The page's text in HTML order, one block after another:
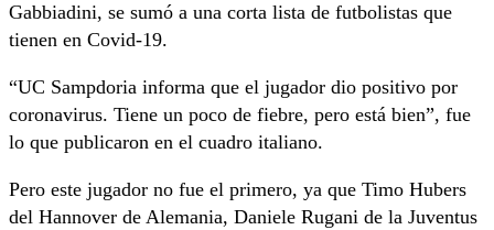
Gabbiadini, se sumó a una corta lista de futbolistas que
tienen en Covid-19.
“UC Sampdoria informa que el jugador dio positivo por
coronavirus. Tiene un poco de fiebre, pero está bien”, fue
lo que publicaron en el cuadro italiano.
Pero este jugador no fue el primero, ya que Timo Hubers
del Hannover de Alemania, Daniele Rugani de la Juventus